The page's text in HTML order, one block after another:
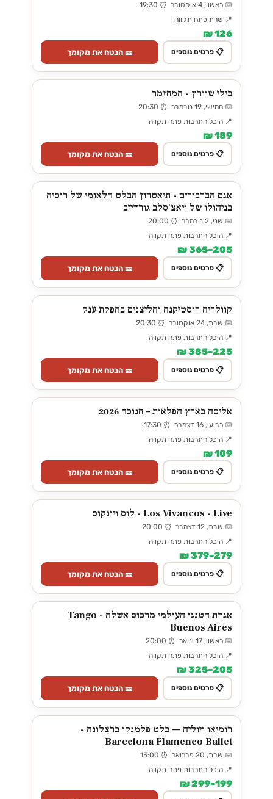
📅 ראשון, 4 אוקטובר ⏰ 19:30
📍 שרת פתח תקווה
126 ₪
📋 פרטים נוספים 🎫 הבטח את מקומך
בילי שוורץ - המחזמר
📅 חמישי, 19 נובמבר ⏰ 20:30
📍 היכל התרבות פתח תקווה
189 ₪
📋 פרטים נוספים 🎫 הבטח את מקומך
אגם הברבורים - תיאטרון הבלט הלאומי של רוסיה
בניהולו של ויאצ'סלב גורדייב
📅 שני, 2 נובמבר ⏰ 20:00
📍 היכל התרבות פתח תקווה
205–365 ₪
📋 פרטים נוספים 🎫 הבטח את מקומך
קוולריה רוסטיקנה והליצנים בהפקת ענק
📅 שבת, 24 אוקטובר ⏰ 20:30
📍 היכל התרבות פתח תקווה
225–385 ₪
📋 פרטים נוספים 🎫 הבטח את מקומך
אליסה בארץ הפלאות – חנוכה 2026
📅 רביעי, 16 דצמבר ⏰ 17:30
📍 היכל התרבות פתח תקווה
109 ₪
📋 פרטים נוספים 🎫 הבטח את מקומך
Los Vivancos - Live - לוס ויונקוס
📅 שבת, 12 דצמבר ⏰ 20:00
📍 היכל התרבות פתח תקווה
279–379 ₪
📋 פרטים נוספים 🎫 הבטח את מקומך
אגדת הטנגו העולמי מרכוס אשלה - Tango
Buenos Aires
📅 ראשון, 17 ינואר ⏰ 20:00
📍 היכל התרבות פתח תקווה
205–325 ₪
📋 פרטים נוספים 🎫 הבטח את מקומך
רומיאו ויוליה — בלט פלמנקו ברצלונה -
Barcelona Flamenco Ballet
📅 שבת, 20 פברואר ⏰ 13:00
📍 היכל התרבות פתח תקווה
199–299 ₪